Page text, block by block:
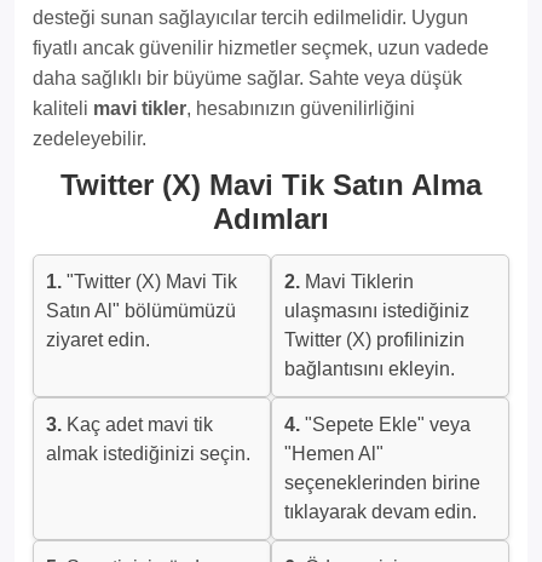
desteği sunan sağlayıcılar tercih edilmelidir. Uygun
fiyatlı ancak güvenilir hizmetler seçmek, uzun vadede
daha sağlıklı bir büyüme sağlar. Sahte veya düşük
kaliteli mavi tikler, hesabınızın güvenilirliğini
zedeleyebilir.
Twitter (X) Mavi Tik Satın Alma
Adımları
1. "Twitter (X) Mavi Tik
Satın Al" bölümümüzü
ziyaret edin.
2. Mavi Tiklerin
ulaşmasını istediğiniz
Twitter (X) profilinizin
bağlantısını ekleyin.
3. Kaç adet mavi tik
almak istediğinizi seçin.
4. "Sepete Ekle" veya
"Hemen Al"
seçeneklerinden birine
tıklayarak devam edin.